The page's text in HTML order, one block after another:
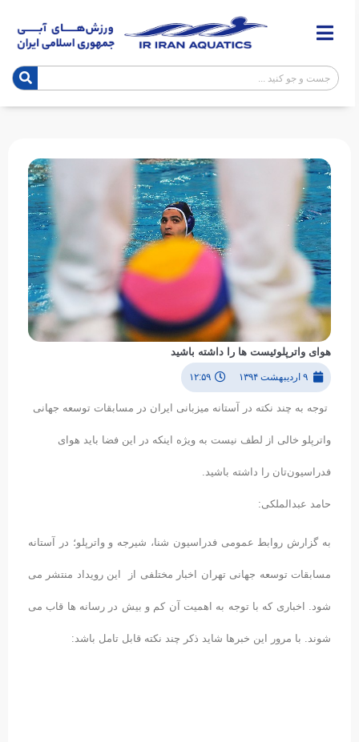
هوای واترپلوئیست ها را داشته باشید
۹ اردیبهشت ۱۳۹۴ ۱۲:۵۹
توجه به چند نکته در آستانه میزبانی ایران در مسابقات توسعه جهانی
واترپلو خالی از لطف نیست به ویژه اینکه در این فضا باید هوای
فدراسیون‌تان را داشته باشید.
حامد عبدالملکی:
به گزارش روابط عمومی فدراسیون شنا، شیرجه و واترپلو؛ در آستانه
مسابقات توسعه جهانی تهران اخبار مختلفی از این رویداد منتشر می
شود. اخباری که با توجه به اهمیت آن کم و بیش در رسانه ها قاب می
شوند. با مرور این خبرها شاید ذکر چند نکته قابل تامل باشد: